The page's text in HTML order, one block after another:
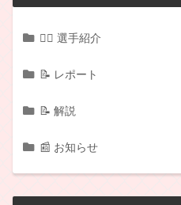
🏃‍♂️ 選手紹介
📝 レポート
📝 解説
📰 お知らせ